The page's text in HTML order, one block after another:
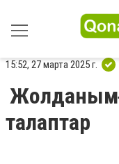
15:52, 27 марта 2025 г.
талаптар